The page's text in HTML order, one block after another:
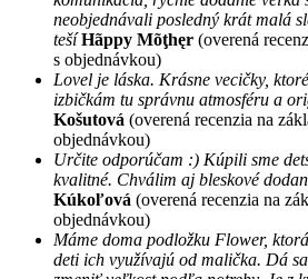
neobjednávali posledný krát malá
tešíHãppy Mõţhęr (overená
s objednávkou)
Lovel je láska. Krásne vecičky,
izbičkám tu správnu atmosféru a
Košutová (overená recenzia na
objednávkou)
Určite odporúčam :) Kúpili sme
kvalitné. Chválim aj bleskové
Kúkoľová (overená recenzia na
objednávkou)
Máme doma podložku Flower,
deti ich využívajú od malička. Dá